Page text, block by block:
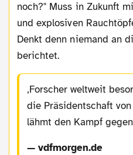
noch?" Muss in Zukunft
und explosiven
Denkt denn niemand an
berichtet.
Forscher weltweit
die Präsidentschaft
lähmt den Kampf
— vdfmorgen.de